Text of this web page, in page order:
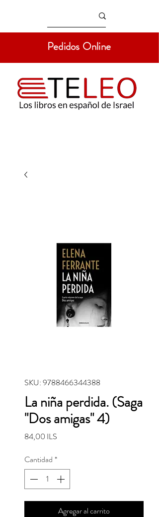
Pedidos Online
SKU: 9788466344388
La niña perdida. (Saga
"Dos amigas" 4)
84,00 ILS
Cantidad *
Agregar al carrito